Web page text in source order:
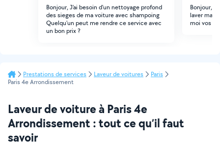
Bonjour, J'ai besoin d'un nettoyage profond
des sieges de ma voiture avec shampoing
Quelqu'un peut me rendre ce service avec
un bon prix ?
Bonjour,
laver ma
moi vos
Prestations de services Laveur de voitures
Paris
Paris 4e Arrondissement
Laveur de voiture à Paris 4e
Arrondissement : tout ce qu’il faut
savoir